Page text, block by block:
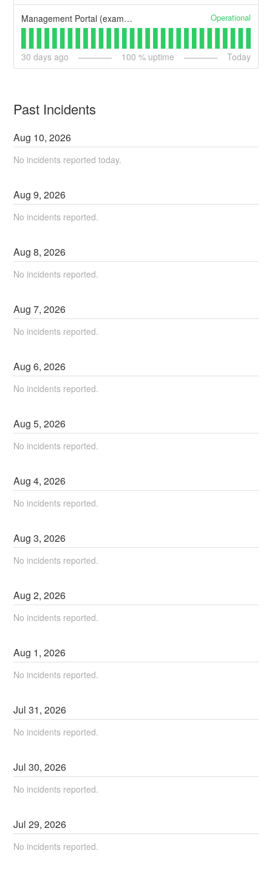
Management Portal (example) Operational
30 days ago 100 % uptime Today
Past Incidents
Aug 10,2026
No incidents reported today.
Aug9,2026
No incidents reported.
Aug8,2026
No incidents reported.
Aug7,2026
No incidents reported.
Aug6,2026
No incidents reported.
Aug5,2026
No incidents reported.
Aug4,2026
No incidents reported.
Aug3,2026
No incidents reported.
Aug2,2026
No incidents reported.
Aug 1,2026
No incidents reported.
Jul31,2026
No incidents reported.
Jul30,2026
No incidents reported.
Jul29,2026
No incidents reported.